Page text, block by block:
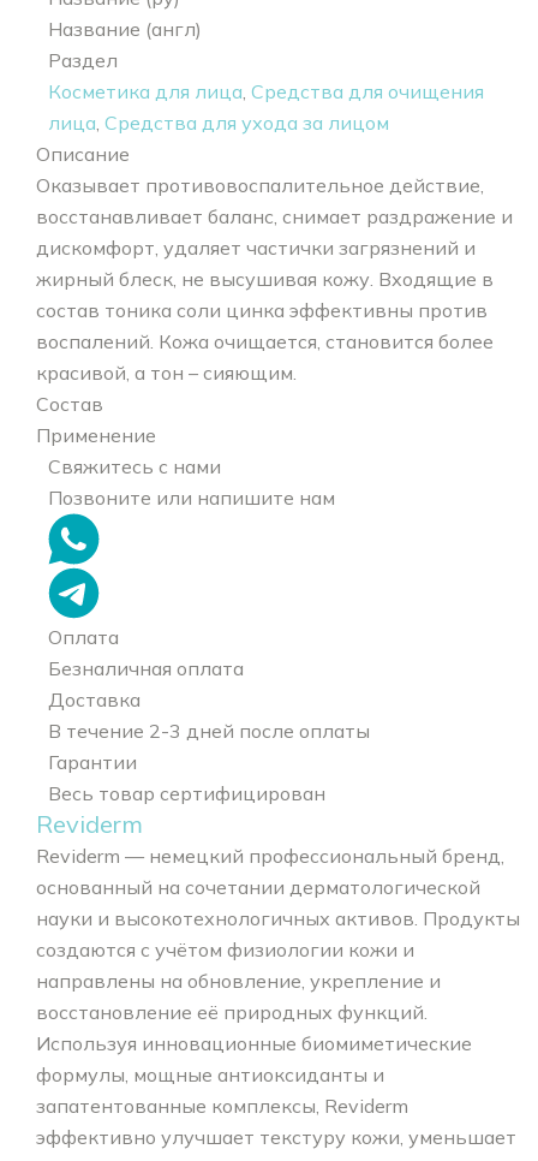
Название (англ)
Раздел
Косметика для лица, Средства для очищения
лица, Средства для ухода за лицом
Описание
Оказывает противовоспалительное действие,
восстанавливает баланс, снимает раздражение и
дискомфорт, удаляет частички загрязнений и
жирный блеск, не высушивая кожу. Входящие в
состав тоника соли цинка эффективны против
воспалений. Кожа очищается, становится более
красивой, а тон – сияющим.
Состав
Применение
Свяжитесь с нами
Позвоните или напишите нам
Оплата
Безналичная оплата
Доставка
В течение 2-3 дней после оплаты
Гарантии
Весь товар сертифицирован
Reviderm
Reviderm — немецкий профессиональный бренд,
основанный на сочетании дерматологической
науки и высокотехнологичных активов. Продукты
создаются с учётом физиологии кожи и
направлены на обновление, укрепление и
восстановление её природных функций.
Используя инновационные биомиметические
формулы, мощные антиоксиданты и
запатентованные комплексы, Reviderm
эффективно улучшает текстуру кожи, уменьшает